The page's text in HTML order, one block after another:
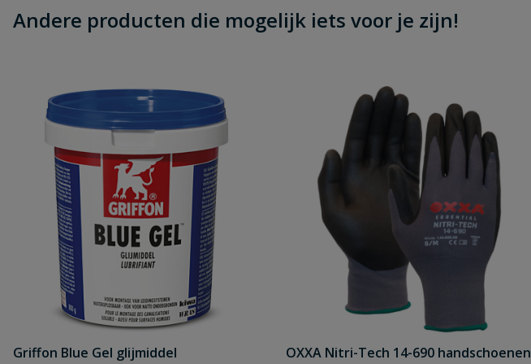
Beoordeling
Beoordeling versturen
Andere producten die mogelijk iets voor je zijn!
Griffon Blue Gel glijmiddel OXXA Nitri-Tech 14-690 handschoenen